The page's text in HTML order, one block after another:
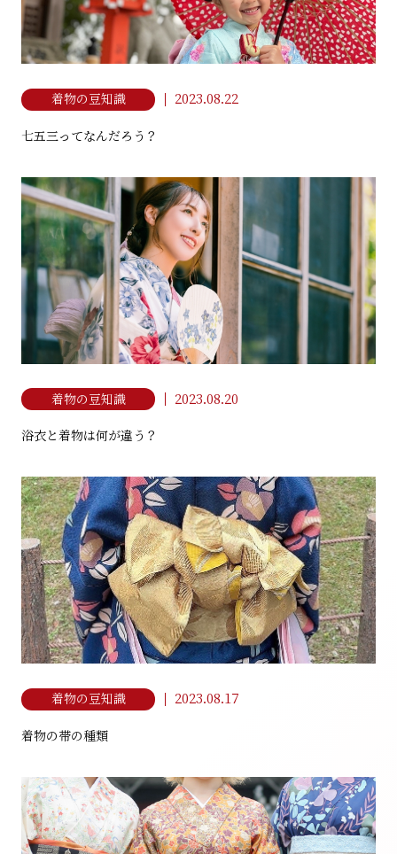
着物の豆知識 2023.08.22
七五三ってなんだろう？
着物の豆知識 2023.08.20
浴衣と着物は何が違う？
着物の豆知識 2023.08.17
着物の帯の種類